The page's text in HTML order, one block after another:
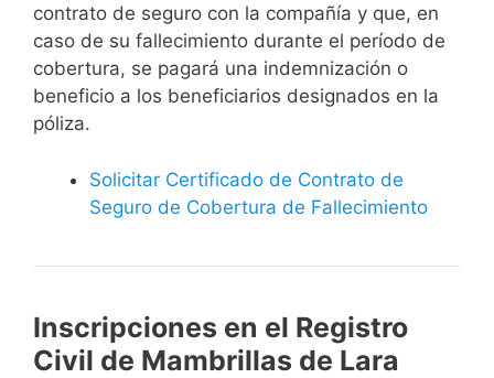
contrato de seguro con la compañía y que, en
caso de su fallecimiento durante el período de
cobertura, se pagará una indemnización o
beneficio a los beneficiarios designados en la
póliza.
Solicitar Certificado de Contrato de
Seguro de Cobertura de Fallecimiento
Inscripciones en el Registro
Civil de Mambrillas de Lara